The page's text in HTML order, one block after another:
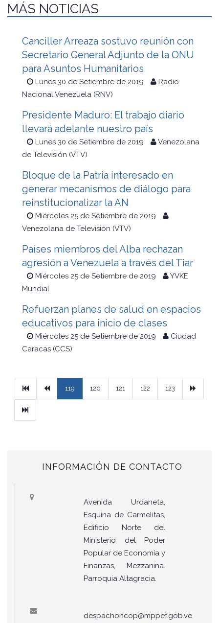
MÁS NOTICIAS
Canciller Arreaza sostuvo reunión con
Secretario General Adjunto de la ONU
para Asuntos Humanitarios
Lunes 30 de Setiembre de 2019
Radio
Nacional Venezuela (RNV)
Presidente Maduro: El trabajo diario
llevará adelante nuestro país
Lunes 30 de Setiembre de 2019
Venezolana
de Televisión (VTV)
Bloque de la Patria interesado en
generar mecanismos de diálogo para
reinstitucionalizar la AN
Miércoles 25 de Setiembre de 2019
Venezolana de Televisión (VTV)
Países miembros del Alba rechazan
agresión a Venezuela a través del Tiar
Miércoles 25 de Setiembre de 2019
YVKE
Mundial
Refuerzan planes de salud en espacios
educativos para inicio de clases
Miércoles 25 de Setiembre de 2019
Ciudad
Caracas (CCS)
PrimeraPrevious
119 120 121 122 123
Ultimo
INFORMACIÓN DE CONTACTO
Avenida Urdaneta,
Esquina de Carmelitas,
Edificio Norte del
Ministerio del Poder
Popular de Economía y
Finanzas, Mezzanina.
Parroquia Altagracia.
despachoncop@mppef.gob.ve